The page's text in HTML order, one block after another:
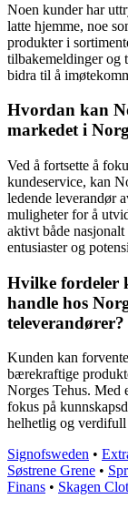
Noen kunder har
latte hjemme, noe
produkter i
tilbakemeldinger og
bidra til å
Hvordan kan
markedet i
Ved å fortsette å
kundeservice, kan
ledende leverandør
muligheter for å
aktivt både
entusiaster og
Hvilke fordeler
handle hos
televerandører?
Kunden kan
bærekraftige
Norges Tehus. Med
fokus på
helhetlig og
Signofsweden •
Søstrene Grene •
Finans • Skagen